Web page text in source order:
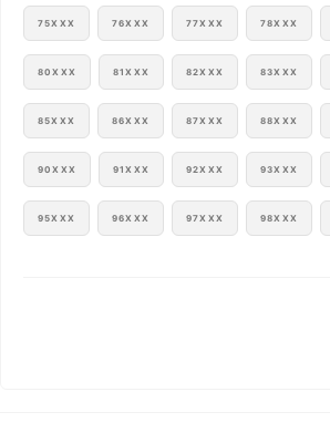
75XXX 76XXX 77XXX 78XXX
80XXX 81XXX 82XXX 83XXX
85XXX 86XXX 87XXX 88XXX
90XXX 91XXX 92XXX 93XXX
95XXX 96XXX 97XXX 98XXX